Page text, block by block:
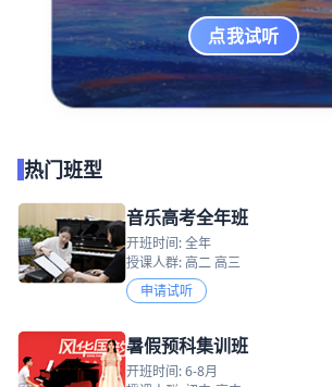
点我试听
热门班型
音乐高考全年班
开班时间: 全年
授课人群: 高二 高三
申请试听
暑假预科集训班
开班时间: 6-8月